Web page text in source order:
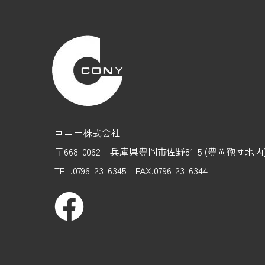
コニー株式会社
〒668-0062 兵庫県豊岡市佐野81-5 (豊岡鞄団地
TEL.0796-23-6345 FAX.0796-23-6344